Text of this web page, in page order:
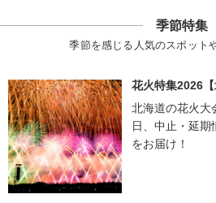
季節特集
季節を感じる人気のスポット
花火特集2026【
北海道の花火大
日、中止・延期
をお届け！